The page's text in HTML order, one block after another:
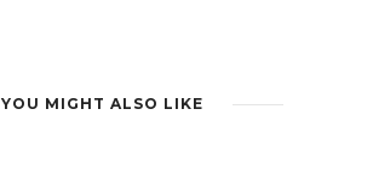
YOU MIGHT ALSO LIKE